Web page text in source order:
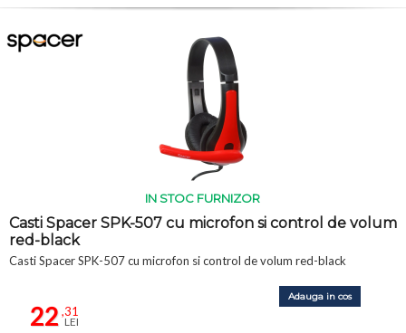
IN STOC FURNIZOR
Casti Spacer SPK-507 cu microfon si control de volum
red-black
Casti Spacer SPK-507 cu microfon si control de volum red-black
22,31
LEI
Adauga in cos